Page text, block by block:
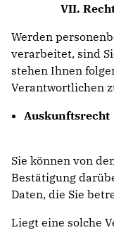
VII.
Werden
verarbeitet, sind
stehen Ihnen
Verantwortlichen
Auskunftsrecht
Sie können von
Bestätigung
Daten, die Sie
Liegt eine solche